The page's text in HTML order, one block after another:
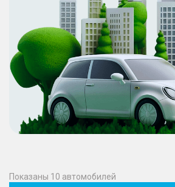
Показаны 10 автомобилей